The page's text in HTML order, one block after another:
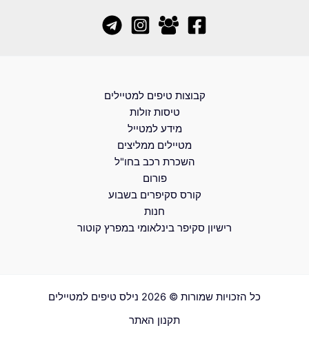
קבוצות טיפים למטיילים
טיסות זולות
מידע למטייל
מטיילים ממליצים
השכרת רכב בחו"ל
פורום
קורס סקיפרים בשבוע
חנות
רישיון סקיפר בינלאומי במפרץ קוטור
כל הזכויות שמורות © 2026 נילס טיפים למטיילים
תקנון האתר